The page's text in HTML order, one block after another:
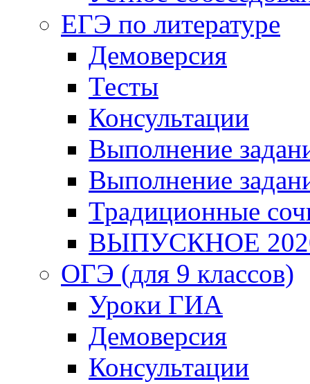
ЕГЭ по литературе
Демоверсия
Тесты
Консультации
Выполнение
Выполнение
Традиционные
ВЫПУСКНОЕ
ОГЭ (для 9 классов)
Уроки ГИА
Демоверсия
Консультации